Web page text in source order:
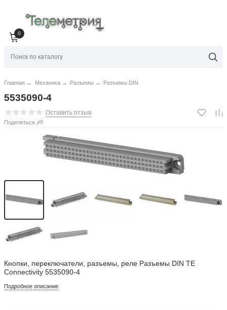
0
Главная → Механика → Разъемы → Разъемы DIN
5535090-4
Оставить отзыв
Поделиться
Кнопки, переключатели, разъемы, реле Разъемы DIN TE
Connectivity 5535090-4
Подробное описание